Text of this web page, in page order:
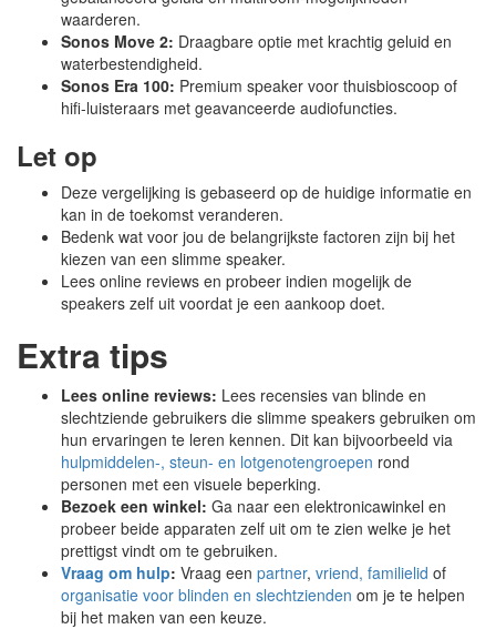
waarderen.
Sonos Move 2: Draagbare optie met krachtig geluid en
waterbestendigheid.
Sonos Era 100: Premium speaker voor thuisbioscoop of
hifi-luisteraars met geavanceerde audiofuncties.
Let op
Deze vergelijking is gebaseerd op de huidige informatie en
kan in de toekomst veranderen.
Bedenk wat voor jou de belangrijkste factoren zijn bij het
kiezen van een slimme speaker.
Lees online reviews en probeer indien mogelijk de
speakers zelf uit voordat je een aankoop doet.
Extra tips
Lees online reviews: Lees recensies van blinde en
slechtziende gebruikers die slimme speakers gebruiken om
hun ervaringen te leren kennen. Dit kan bijvoorbeeld via
hulpmiddelen-, steun- en lotgenotengroepen rond
personen met een visuele beperking.
Bezoek een winkel: Ga naar een elektronicawinkel en
probeer beide apparaten zelf uit om te zien welke je het
prettigst vindt om te gebruiken.
Vraag om hulp: Vraag een partner, vriend, familielid of
organisatie voor blinden en slechtzienden om je te helpen
bij het maken van een keuze.